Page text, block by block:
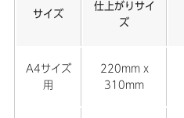
サイズ
仕上がりサイ
ズ
A4サイズ
用
220mm x
310mm